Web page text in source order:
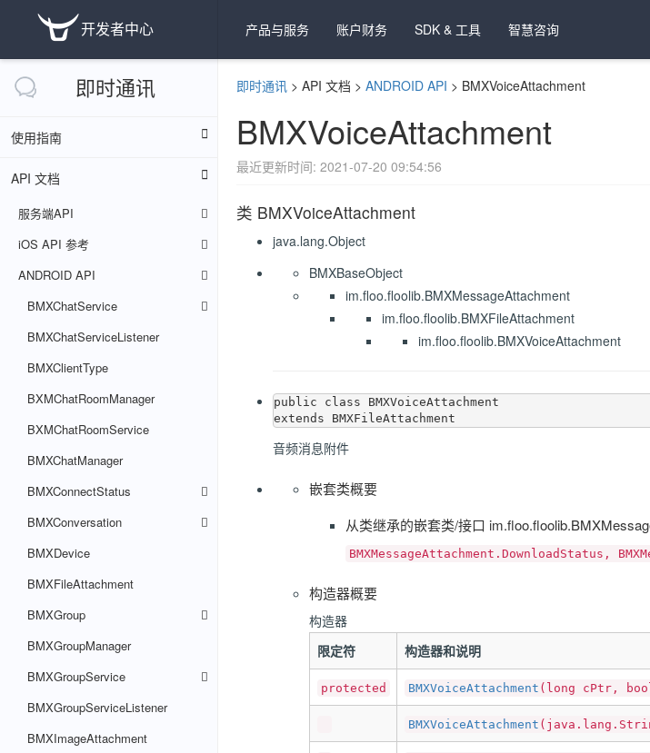
开发者中心 产品与服务 账户财务 SDK & 工具 智慧咨询
即时通讯
使用指南
API 文档
服务端API
iOS API 参考
ANDROID API
BMXChatService
BMXChatServiceListener
BMXClientType
BXMChatRoomManager
BXMChatRoomService
BMXChatManager
BMXConnectStatus
BMXConversation
BMXDevice
BMXFileAttachment
BMXGroup
BMXGroupManager
BMXGroupService
BMXGroupServiceListener
BMXImageAttachment
即时通讯 > API 文档 > ANDROID API > BMXVoiceAttachment
BMXVoiceAttachment
最近更新时间: 2021-07-20 09:54:56
类 BMXVoiceAttachment
java.lang.Object
BMXBaseObject
im.floo.floolib.BMXMessageAttachment
im.floo.floolib.BMXFileAttachment
im.floo.floolib.BMXVoiceAttachment
public class BMXVoiceAttachment
音频消息附件
嵌套类概要
从类继承的嵌套类/接口
BMXMessageAttachment.DownloadStatus,
构造器概要
构造器
限定符
构造器和说明
protected BMXVoiceAttachment (long cPtr,
BMXVoiceAttachment